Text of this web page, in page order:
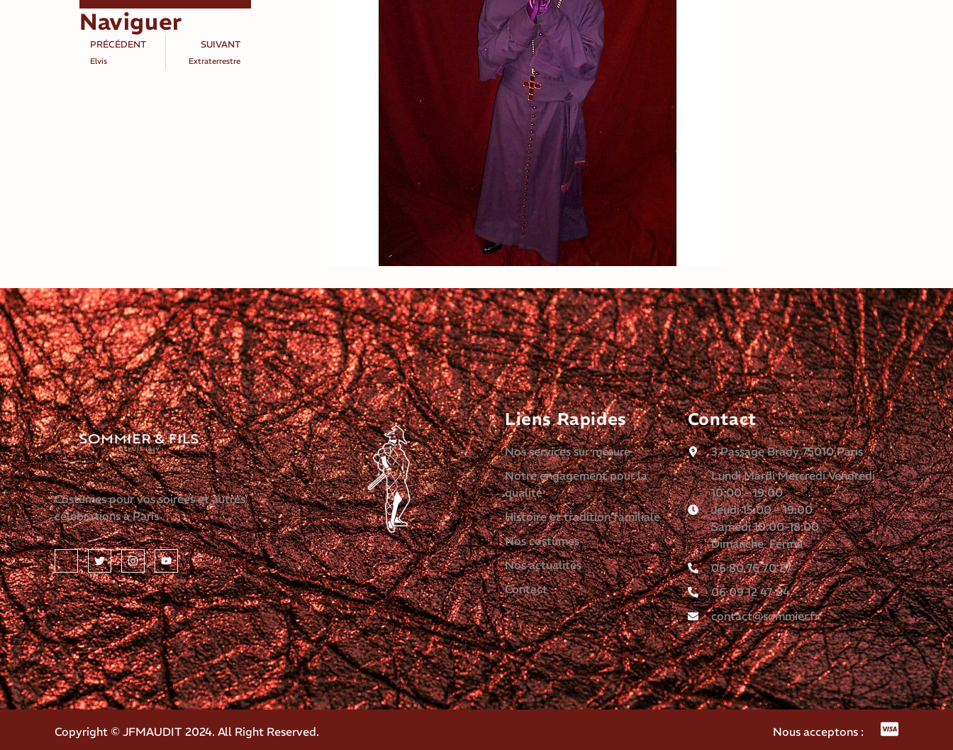
Naviguer
PRÉCÉDENT
Elvis
SUIVANT
Extraterrestre
Costumes pour vos soirées et autres
célébrations à Paris
Liens Rapides
Nos services sur mesure
Notre engagement pour la
qualité
Histoire et tradition familiale
Nos costumes
Nos actualités
Contact
Contact
3 Passage Brady 75010 Paris
Lundi Mardi Mercredi Vendredi
10:00 - 19:00
Jeudi 15:00 - 19:00
Samedi 10:00-18:00
Dimanche Fermé
06 80 76 70 27
06 09 12 47 84
contact@sommier.fr
Copyright © JFMAUDIT 2024. All Right Reserved. Nous acceptons :